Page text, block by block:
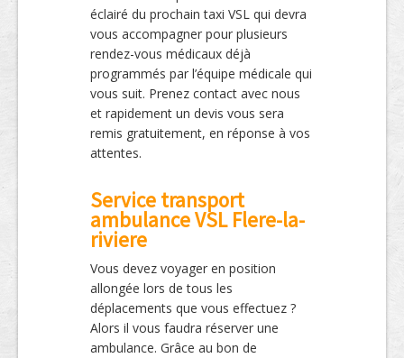
éclairé du prochain taxi VSL qui devra
vous accompagner pour plusieurs
rendez-vous médicaux déjà
programmés par l’équipe médicale qui
vous suit. Prenez contact avec nous
et rapidement un devis vous sera
remis gratuitement, en réponse à vos
attentes.
Service transport
ambulance VSL Flere-la-
riviere
Vous devez voyager en position
allongée lors de tous les
déplacements que vous effectuez ?
Alors il vous faudra réserver une
ambulance. Grâce au bon de